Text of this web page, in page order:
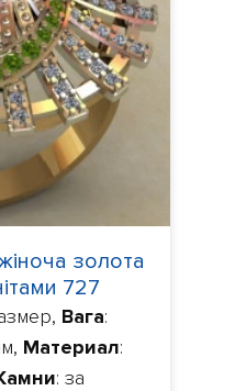
золота
727
Вага:
Материал:
: за